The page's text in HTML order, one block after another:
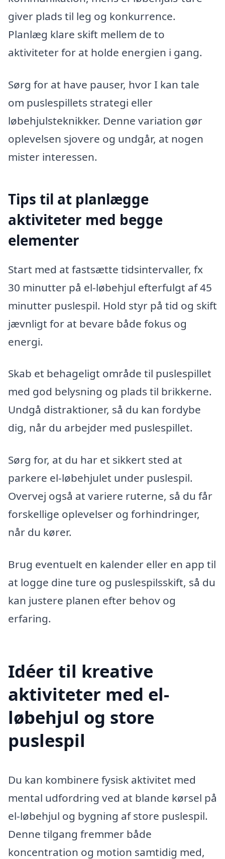
giver plads til leg og konkurrence.
Planlæg klare skift mellem de to
aktiviteter for at holde energien i gang.
Sørg for at have pauser, hvor I kan tale
om puslespillets strategi eller
løbehjulsteknikker. Denne variation gør
oplevelsen sjovere og undgår, at nogen
mister interessen.
Tips til at planlægge
aktiviteter med begge
elementer
Start med at fastsætte tidsintervaller, fx
30 minutter på el-løbehjul efterfulgt af 45
minutter puslespil. Hold styr på tid og skift
jævnligt for at bevare både fokus og
energi.
Skab et behageligt område til puslespillet
med god belysning og plads til brikkerne.
Undgå distraktioner, så du kan fordybe
dig, når du arbejder med puslespillet.
Sørg for, at du har et sikkert sted at
parkere el-løbehjulet under puslespil.
Overvej også at variere ruterne, så du får
forskellige oplevelser og forhindringer,
når du kører.
Brug eventuelt en kalender eller en app til
at logge dine ture og puslespilsskift, så du
kan justere planen efter behov og
erfaring.
Idéer til kreative
aktiviteter med el-
løbehjul og store
puslespil
Du kan kombinere fysisk aktivitet med
mental udfordring ved at blande kørsel på
el-løbehjul og bygning af store puslespil.
Denne tilgang fremmer både
koncentration og motion samtidig med,